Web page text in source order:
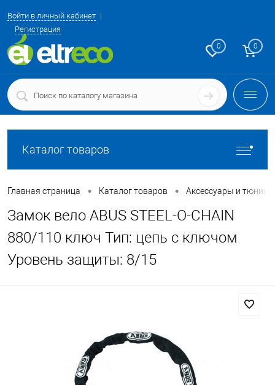
Войти в личный кабинет
Регистрация
0 0
Каталог товаров
Главная страница • Каталог товаров • Аксессуары и тюнинг
Замок вело ABUS STEEL-O-CHAIN
880/110 ключ Тип: цепь с ключом
Уровень защиты: 8/15